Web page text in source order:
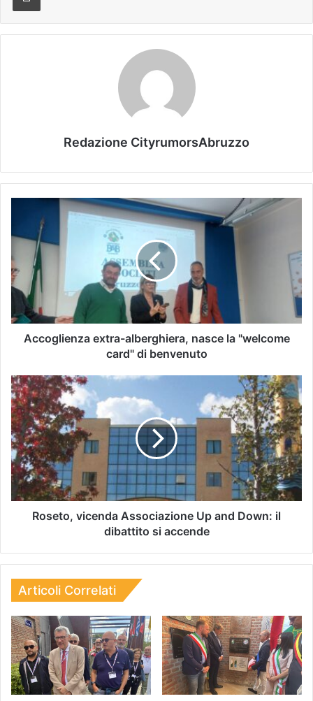
Redazione CityrumorsAbruzzo
Accoglienza extra-alberghiera, nasce la "welcome
card" di benvenuto
Roseto, vicenda Associazione Up and Down: il
dibattito si accende
Articoli Correlati